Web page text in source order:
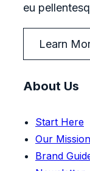
eu
Learn
About Us
Start Here
Our Mission
Brand